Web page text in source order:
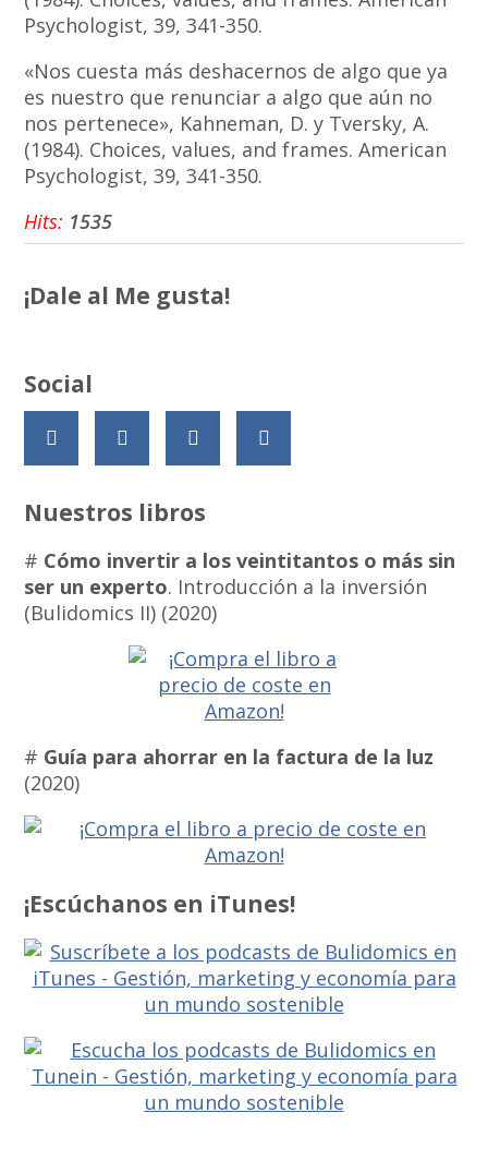
«Nos cuesta más deshacernos de algo que ya
es nuestro que renunciar a algo que aún no
nos pertenece», Kahneman, D. y Tversky, A.
(1984). Choices, values, and frames. American
Psychologist, 39, 341-350.
Hits: 1535
¡Dale al Me gusta!
Social
Nuestros libros
# Cómo invertir a los veintitantos o más sin
ser un experto. Introducción a la inversión
(Bulidomics II) (2020)
# Guía para ahorrar en la factura de la luz
(2020)
¡Escúchanos en iTunes!